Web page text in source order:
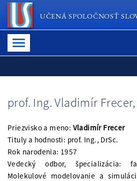
UČENÁ SPOLOČNOSŤ
prof. Ing. Vladimír
Priezvisko a meno: Vladimír Frecer
Tituly a hodnosti: prof. Ing., DrSc.
Rok narodenia: 1957
Vedecký odbor, špecializácia:
Molekulové modelovanie a